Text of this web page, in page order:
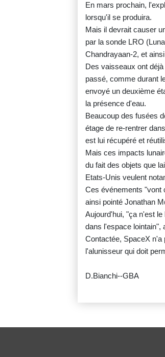
En mars prochain,
lorsqu'il se produira.
Mais il devrait causer
par la sonde LRO
Chandrayaan-2, et
Des vaisseaux ont
passé, comme durant
envoyé un deuxième
la présence d'eau.
Beaucoup des fusées
étage de re-rentrer
est lui récupéré et
Mais ces impacts
du fait des objets que
Etats-Unis veulent
Ces événements "vont
ainsi pointé Jonathan
Aujourd'hui, "ça n'est
dans l'espace lointain",
Contactée, SpaceX n'a
l'alunisseur qui doit
D.Bianchi--GBA